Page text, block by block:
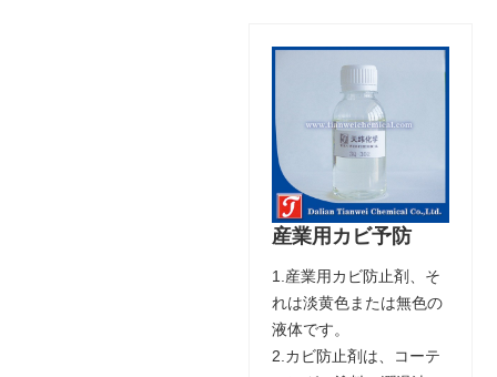
産業用カビ予防
1.産業用カビ防止剤、そ
れは淡黄色または無色の
液体です。
2.カビ防止剤は、コーテ